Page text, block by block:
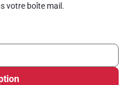
votre boîte mail.